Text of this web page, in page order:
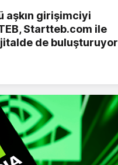
aşkın girişimciyi
Startteb.com ile
de buluşturuyor